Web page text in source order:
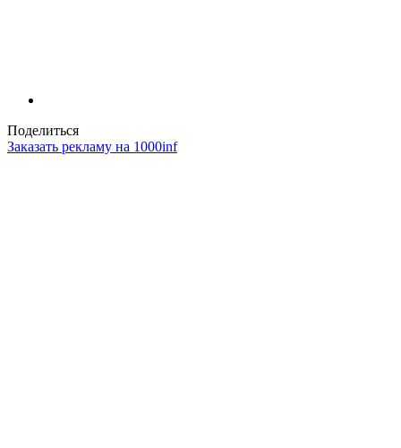
Поделиться
Заказать рекламу на 1000inf